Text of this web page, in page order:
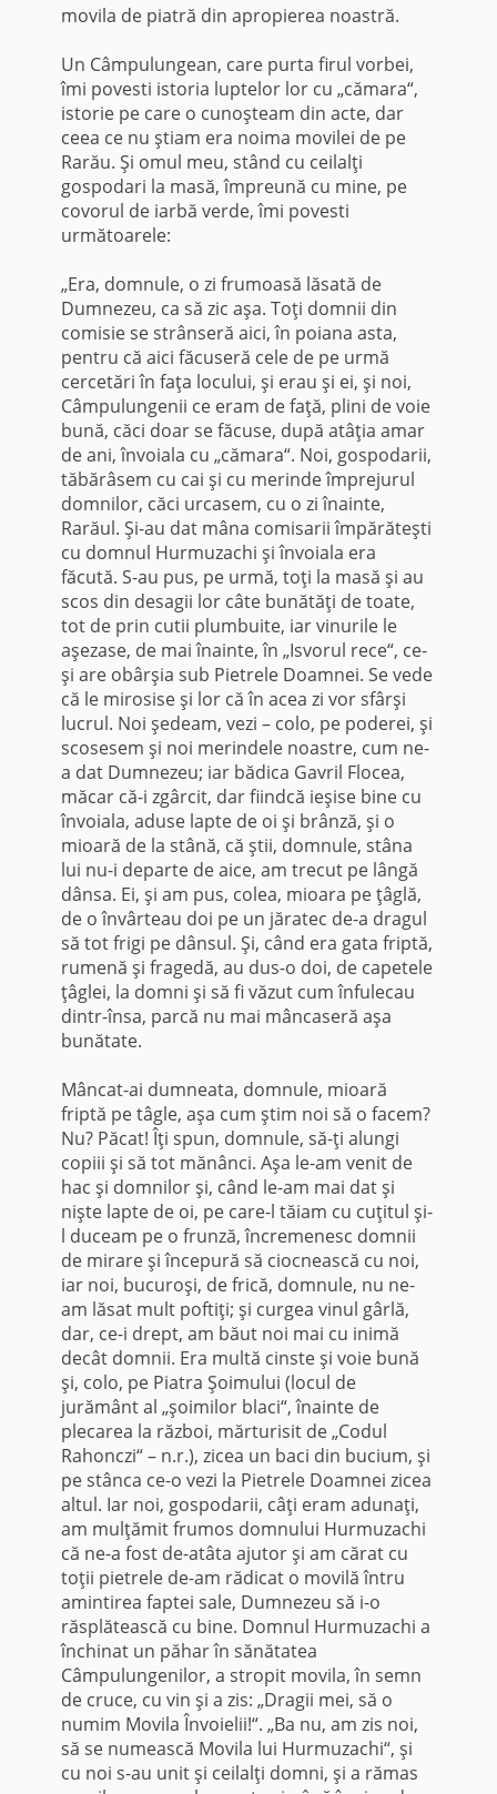
movila de piatră din apropierea noastră.
Un Câmpulungean, care purta firul vorbei,
îmi povesti istoria luptelor lor cu „cămara“,
istorie pe care o cunoşteam din acte, dar
ceea ce nu ştiam era noima movilei de pe
Rarău. Şi omul meu, stând cu ceilalţi
gospodari la masă, împreună cu mine, pe
covorul de iarbă verde, îmi povesti
următoarele:
„Era, domnule, o zi frumoasă lăsată de
Dumnezeu, ca să zic aşa. Toţi domnii din
comisie se strânseră aici, în poiana asta,
pentru că aici făcuseră cele de pe urmă
cercetări în faţa locului, şi erau şi ei, şi noi,
Câmpulungenii ce eram de faţă, plini de voie
bună, căci doar se făcuse, după atâţia amar
de ani, învoiala cu „cămara“. Noi, gospodarii,
tăbărâsem cu cai şi cu merinde împrejurul
domnilor, căci urcasem, cu o zi înainte,
Rarăul. Şi-au dat mâna comisarii împărăteşti
cu domnul Hurmuzachi şi învoiala era
făcută. S-au pus, pe urmă, toţi la masă şi au
scos din desagii lor câte bunătăţi de toate,
tot de prin cutii plumbuite, iar vinurile le
aşezase, de mai înainte, în „Isvorul rece“, ce-
şi are obârşia sub Pietrele Doamnei. Se vede
că le mirosise şi lor că în acea zi vor sfârşi
lucrul. Noi şedeam, vezi – colo, pe poderei, şi
scosesem şi noi merindele noastre, cum ne-
a dat Dumnezeu; iar bădica Gavril Flocea,
măcar că-i zgârcit, dar fiindcă ieşise bine cu
învoiala, aduse lapte de oi şi brânză, şi o
mioară de la stână, că ştii, domnule, stâna
lui nu-i departe de aice, am trecut pe lângă
dânsa. Ei, şi am pus, colea, mioara pe ţâglă,
de o învârteau doi pe un jăratec de-a dragul
să tot frigi pe dânsul. Şi, când era gata friptă,
rumenă şi fragedă, au dus-o doi, de capetele
ţâglei, la domni şi să fi văzut cum înfulecau
dintr-însa, parcă nu mai mâncaseră aşa
bunătate.
Mâncat-ai dumneata, domnule, mioară
friptă pe tâgle, aşa cum ştim noi să o facem?
Nu? Păcat! Îţi spun, domnule, să-ţi alungi
copiii şi să tot mănânci. Aşa le-am venit de
hac şi domnilor şi, când le-am mai dat şi
nişte lapte de oi, pe care-l tăiam cu cuţitul şi-
l duceam pe o frunză, încremenesc domnii
de mirare şi începură să ciocnească cu noi,
iar noi, bucuroşi, de frică, domnule, nu ne-
am lăsat mult poftiţi; şi curgea vinul gârlă,
dar, ce-i drept, am băut noi mai cu inimă
decât domnii. Era multă cinste şi voie bună
şi, colo, pe Piatra Şoimului (locul de
jurământ al „şoimilor blaci“, înainte de
plecarea la război, mărturisit de „Codul
Rahonczi“ – n.r.), zicea un baci din bucium, şi
pe stânca ce-o vezi la Pietrele Doamnei zicea
altul. Iar noi, gospodarii, câţi eram adunaţi,
am mulţămit frumos domnului Hurmuzachi
că ne-a fost de-atâta ajutor şi am cărat cu
toţii pietrele de-am rădicat o movilă întru
amintirea faptei sale, Dumnezeu să i-o
răsplătească cu bine. Domnul Hurmuzachi a
închinat un păhar în sănătatea
Câmpulungenilor, a stropit movila, în semn
de cruce, cu vin şi a zis: „Dragii mei, să o
numim Movila Învoielii!“. „Ba nu, am zis noi,
să se numească Movila lui Hurmuzachi“, şi
cu noi s-au unit şi ceilalţi domni, şi a rămas